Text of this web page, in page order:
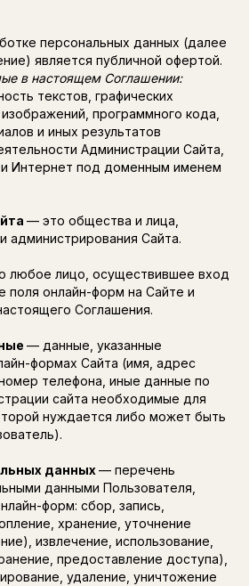
персональных данных (далее
является публичной офертой.
в настоящем Соглашении:
текстов, графических
программного кода,
и иных результатов
Администрации Сайта,
Интернет под доменным именем
— это общества и лица,
Сайта.
любое лицо, осуществившее вход
поля онлайн-форм на Сайте и
Соглашения.
— данные, указанные
формах Сайта (имя, адрес
телефона, иные данные по
сайта необходимые для
нуждается либо может быть
данных — перечень
данными Пользователя,
форм: сбор, запись,
хранение, уточнение
извлечение, использование,
предоставление доступа),
удаление, уничтожение